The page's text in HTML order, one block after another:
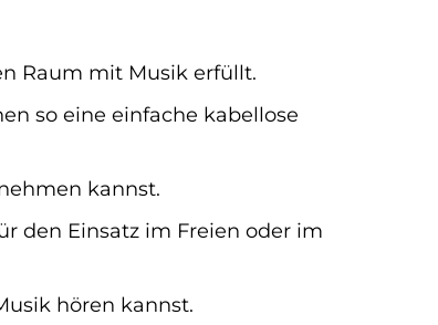
Raum mit Musik erfüllt.
so eine einfache kabellose
kannst.
den Einsatz im Freien oder im
hören kannst.